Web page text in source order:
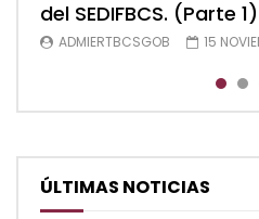
del SEDIFBCS. (Parte 1)
ADMIERTBCSGOB 15
del SEDIFBCS. (Parte 2)
ADMIERTBCSGOB 15
del SEDIFBCS (Parte 3)
ADMIERTBCSGOB 15
ÚLTIMAS NOTICIAS